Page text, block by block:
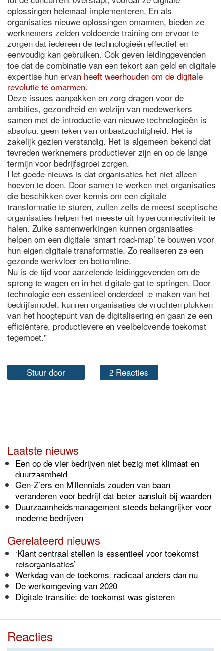
oplossingen helemaal implementeren. En als
organisaties nieuwe oplossingen omarmen, bieden ze
werknemers zelden voldoende training om ervoor te
zorgen dat iedereen de technologieën effectief en
eenvoudig kan gebruiken. Ook geven leidinggevenden
toe dat de combinatie van een tekort aan geld en digitale
expertise hun ervan heeft weerhouden om de digitale
revolutie te omarmen.
Deze issues aanpakken en zorg dragen voor de
ambities, gezondheid en welzijn van medewerkers
samen met de introductie van nieuwe technologieën is
absoluut geen teken van onbaatzuchtigheid. Het is
zakelijk gezien verstandig. Het is algemeen bekend dat
tevreden werknemers productiever zijn en op de lange
termijn voor bedrijfsgroei zorgen.
Het goede nieuws is dat organisaties het niet alleen
hoeven te doen. Door samen te werken met organisaties
die beschikken over kennis om een digitale
transformatie te sturen, zullen zelfs de meest sceptische
organisaties helpen het meeste uit hyperconnectiviteit te
halen. Zulke samenwerkingen kunnen organisaties
helpen om een digitale ‘smart road-map’ te bouwen voor
hun eigen digitale transformatie. Zo realiseren ze een
gezonde werkvloer en bottomline.
Nu is de tijd voor aarzelende leidinggevenden om de
sprong te wagen en in het digitale gat te springen. Door
technologie een essentieel onderdeel te maken van het
bedrijfsmodel, kunnen organisaties de vruchten plukken
van het hoogtepunt van de digitalisering en gaan ze een
efficiëntere, productievere en veelbelovende toekomst
tegemoet."
Stuur door 2 Reacties
Laatste nieuws
Een op de vier bedrijven niet bezig met klimaat en
duurzaamheid
Gen-Z’ers en Millennials zouden van baan
veranderen voor bedrijf dat beter aansluit bij waarden
Duurzaamheidsmanagement steeds belangrijker voor
moderne bedrijven
Gerelateerd nieuws
‘Klant centraal stellen is essentieel voor toekomst
reisorganisaties’
Werkdag van de toekomst radicaal anders dan nu
De werkomgeving van 2020
Digitale transitie: de toekomst was gisteren
Reacties